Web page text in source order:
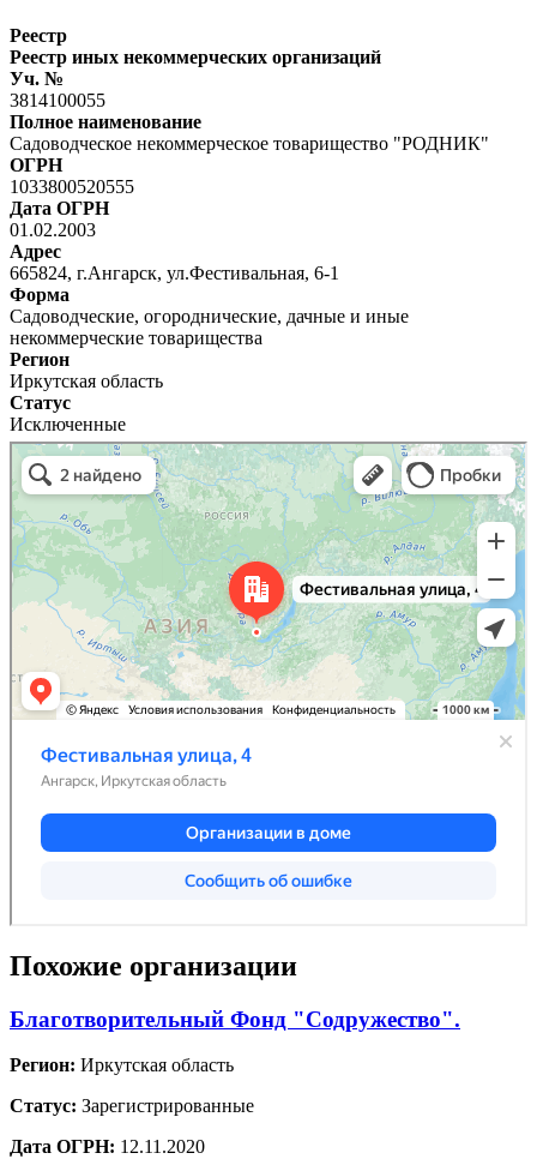
Реестр
Реестр иных некоммерческих организаций
Уч. №
3814100055
Полное наименование
Садоводческое некоммерческое товарищество "РОДНИК"
ОГРН
1033800520555
Дата ОГРН
01.02.2003
Адрес
665824, г.Ангарск, ул.Фестивальная, 6-1
Форма
Садоводческие, огороднические, дачные и иные
некоммерческие товарищества
Регион
Иркутская область
Статус
Исключенные
Похожие организации
Благотворительный Фонд "Содружество".
Регион: Иркутская область
Статус: Зарегистрированные
Дата ОГРН: 12.11.2020